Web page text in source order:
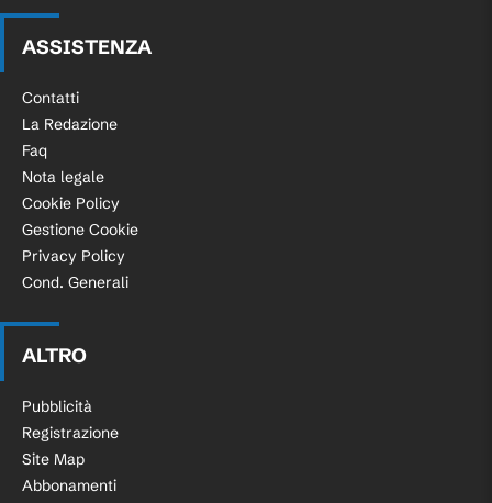
ASSISTENZA
Contatti
La Redazione
Faq
Nota legale
Cookie Policy
Gestione Cookie
Privacy Policy
Cond. Generali
ALTRO
Pubblicità
Registrazione
Site Map
Abbonamenti